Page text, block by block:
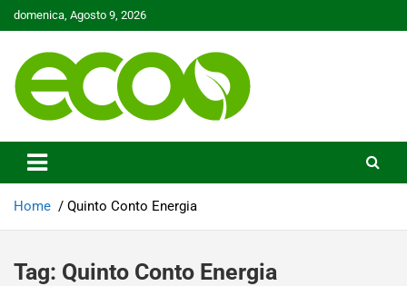
Skip
to
domenica, Agosto 9, 2026
Ecoo.it
Home Quinto Conto Energia
Tag: Quinto Conto Energia